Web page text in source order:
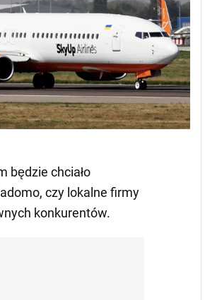
będzie chciało
czy lokalne firmy
konkurentów.